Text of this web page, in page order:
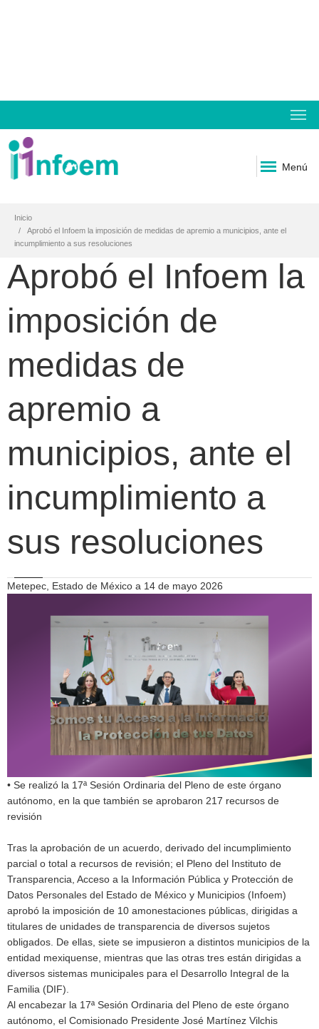
Menú
Inicio
Aprobó el Infoem la imposición de medidas de apremio a municipios, ante el
incumplimiento a sus resoluciones
Aprobó el Infoem la
imposición de
medidas de
apremio a
municipios, ante el
incumplimiento a
sus resoluciones
Metepec, Estado de México a 14 de mayo 2026
• Se realizó la 17ª Sesión Ordinaria del Pleno de este órgano
autónomo, en la que también se aprobaron 217 recursos de
revisión
Tras la aprobación de un acuerdo, derivado del incumplimiento
parcial o total a recursos de revisión; el Pleno del Instituto de
Transparencia, Acceso a la Información Pública y Protección de
Datos Personales del Estado de México y Municipios (Infoem)
aprobó la imposición de 10 amonestaciones públicas, dirigidas a
titulares de unidades de transparencia de diversos sujetos
obligados. De ellas, siete se impusieron a distintos municipios de la
entidad mexiquense, mientras que las otras tres están dirigidas a
diversos sistemas municipales para el Desarrollo Integral de la
Familia (DIF).
Al encabezar la 17ª Sesión Ordinaria del Pleno de este órgano
autónomo, el Comisionado Presidente José Martínez Vilchis